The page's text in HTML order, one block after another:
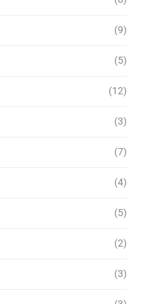
(9)
(5)
(12)
(3)
(7)
(4)
(5)
(2)
(3)